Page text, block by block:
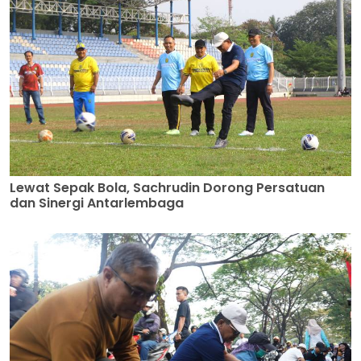
Lewat Sepak Bola, Sachrudin Dorong Persatuan
dan Sinergi Antarlembaga